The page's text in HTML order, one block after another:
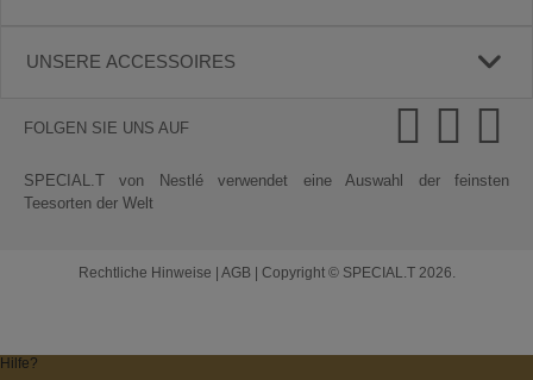
UNSERE ACCESSOIRES
FOLGEN SIE UNS AUF
SPECIAL.T von Nestlé verwendet eine Auswahl der feinsten
Teesorten der Welt
Rechtliche Hinweise AGB| Copyright © SPECIAL.T 2026.
Hilfe?